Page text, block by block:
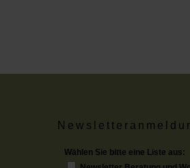
Wählen Sie bitte eine Liste aus: